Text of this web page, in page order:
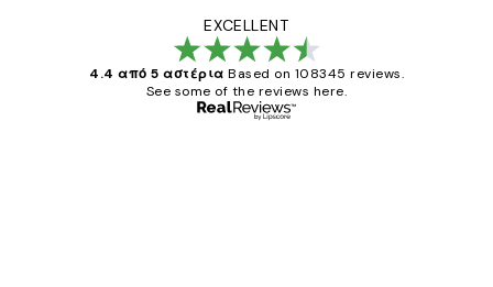
EXCELLENT
4.4 από 5 αστέρια Based on 108345 reviews.
See some of the reviews here.